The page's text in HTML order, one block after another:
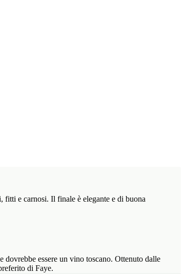
fitti e carnosi. Il finale è elegante e di buona
essere un vino toscano. Ottenuto dalle
di Faye.